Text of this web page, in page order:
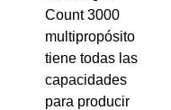
Count 3000
multipropósito
tiene todas las
capacidades
para producir